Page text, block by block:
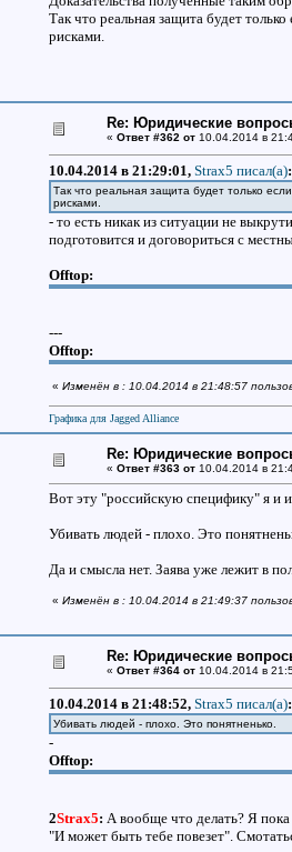
Так что реальная защита будет
рисками.
Re: Юридические
« Ответ #362 от10.04.2014 в
10.04.2014 в 21:29:01, Strax5 писал(a):
Так что реальная защита будет только
рисками.
- то есть никак из ситуации не
подготовится и договориться с
Offtop:
---
Offtop:
« Изменён в : 10.04.2014 в 21:48:57
Графика для Jagged Alliance
Re: Юридические
« Ответ #363 от10.04.2014 в
Вот эту "российскую специфику" я и
Убивать людей - плохо. Это
Да и смысла нет. Заява уже лежит в
« Изменён в : 10.04.2014 в 21:49:37
Re: Юридические
« Ответ #364 от10.04.2014 в
10.04.2014 в 21:48:52, Strax5 писал(a):
Убивать людей - плохо. Это понятненько.
-
Offtop:
2Strax5: А вообще что делать? Я
"И может быть тебе повезет".